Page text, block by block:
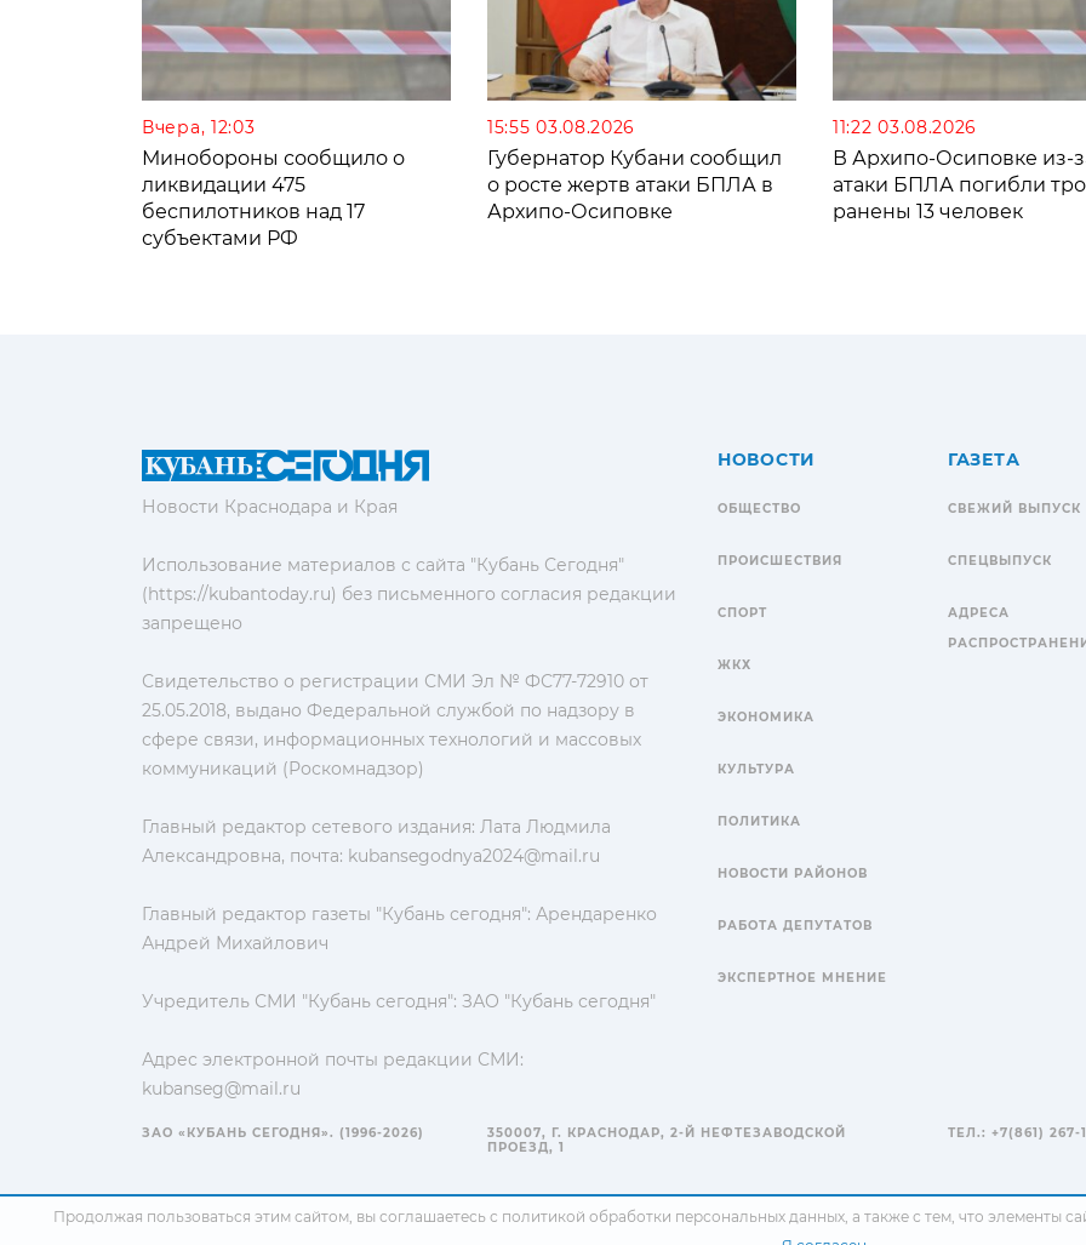
Вчера, 12:03
Минобороны сообщило о
ликвидации 475
беспилотников над 17
субъектами РФ
15:55 03.08.2026
Губернатор Кубани сообщил
о росте жертв атаки БПЛА в
Архипо-Осиповке
11:22 03.08.2026
В Архипо-Осиповке из-
атаки БПЛА погибли
ранены 13 человек
Новости Краснодара и Края
Использование материалов с сайта "Кубань Сегодня"
(https://kubantoday.ru) без письменного согласия редакции
запрещено
Свидетельство о регистрации СМИ Эл № ФС77-72910 от
25.05.2018, выдано Федеральной службой по надзору в
сфере связи, информационных технологий и массовых
коммуникаций (Роскомнадзор)
Главный редактор сетевого издания: Лата Людмила
Александровна, почта: kubansegodnya2024@mail.ru
Главный редактор газеты "Кубань сегодня": Арендаренко
Андрей Михайлович
Учредитель СМИ "Кубань сегодня": ЗАО "Кубань сегодня"
Адрес электронной почты редакции СМИ:
kubanseg@mail.ru
НОВОСТИ
ОБЩЕСТВО
ПРОИСШЕСТВИЯ
СПОРТ
ЖКХ
ЭКОНОМИКА
КУЛЬТУРА
ПОЛИТИКА
НОВОСТИ РАЙОНОВ
РАБОТА ДЕПУТАТОВ
ЭКСПЕРТНОЕ МНЕНИЕ
ГАЗЕТА
СВЕЖИЙ ВЫПУСК
СПЕЦВЫПУСК
АДРЕСА
ЗАО «КУБАНЬ СЕГОДНЯ». (1996-2026)
350007, Г. КРАСНОДАР, 2-Й НЕФТЕЗАВОДСКОЙ
ПРОЕЗД, 1
ТЕЛ.: +7(861) 267-
Продолжая пользоваться этим сайтом, вы соглашаетесь с политикой обработки персональных данных, а также с тем, что элементы